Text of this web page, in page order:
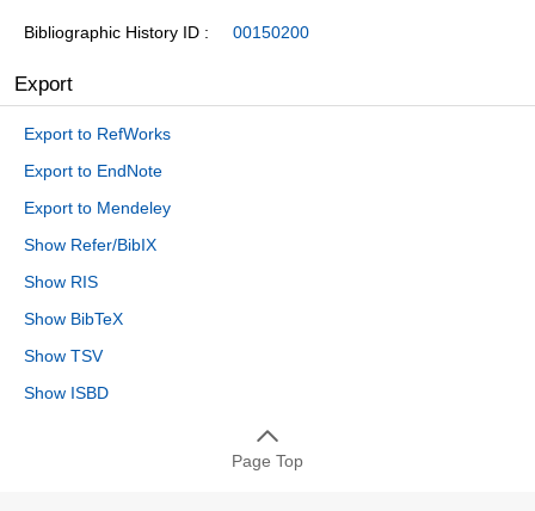
Bibliographic History ID 00150200
Export
Export to RefWorks
Export to EndNote
Export to Mendeley
Show Refer/BibIX
Show RIS
Show BibTeX
Show TSV
Show ISBD
Page Top